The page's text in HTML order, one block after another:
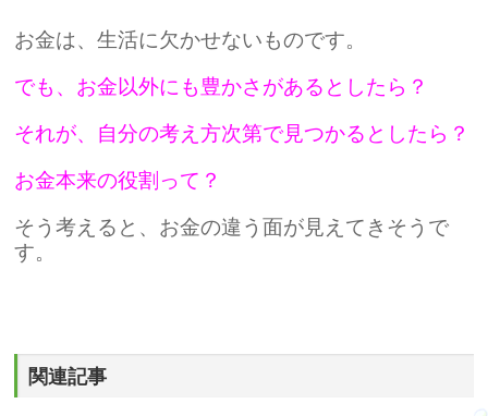
お金は、生活に欠かせないものです。
でも、お金以外にも豊かさがあるとしたら？
それが、自分の考え方次第で見つかるとしたら？
お金本来の役割って？
そう考えると、お金の違う面が見えてきそうで
す。
関連記事